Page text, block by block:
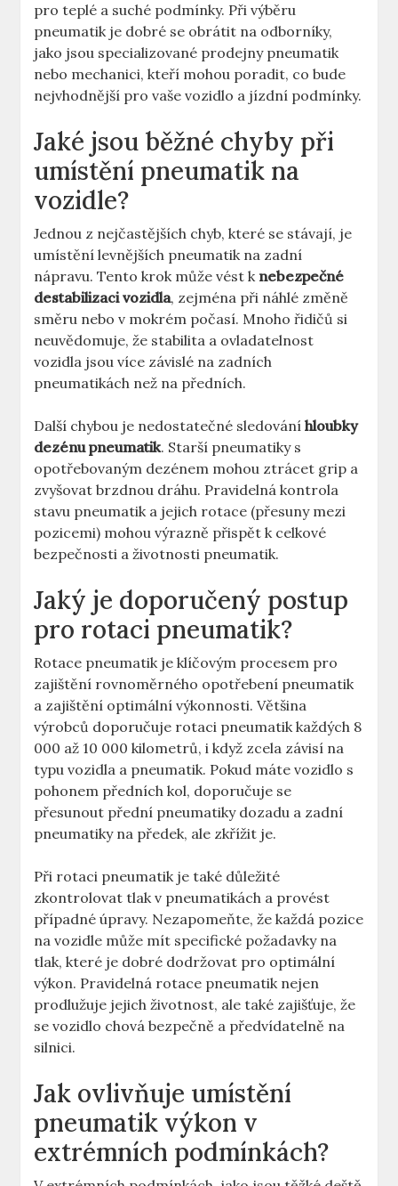
pro teplé a suché podmínky. Při výběru
pneumatik je dobré se obrátit na odborníky,
jako jsou specializované prodejny pneumatik
nebo mechanici, kteří mohou poradit, co bude
nejvhodnější pro vaše vozidlo a jízdní podmínky.
Jaké jsou běžné chyby při
umístění pneumatik na
vozidle?
Jednou z nejčastějších chyb, které se stávají, je
umístění levnějších pneumatik na zadní
nápravu. Tento krok může vést k nebezpečné
destabilizaci vozidla, zejména při náhlé změně
směru nebo v mokrém počasí. Mnoho řidičů si
neuvědomuje, že stabilita a ovladatelnost
vozidla jsou více závislé na zadních
pneumatikách než na předních.
Další chybou je nedostatečné sledováníhloubky
dezénu pneumatik. Starší pneumatiky s
opotřebovaným dezénem mohou ztrácet grip a
zvyšovat brzdnou dráhu. Pravidelná kontrola
stavu pneumatik a jejich rotace (přesuny mezi
pozicemi) mohou výrazně přispět k celkové
bezpečnosti a životnosti pneumatik.
Jaký je doporučený postup
pro rotaci pneumatik?
Rotace pneumatik je klíčovým procesem pro
zajištění rovnoměrného opotřebení pneumatik
a zajištění optimální výkonnosti. Většina
výrobců doporučuje rotaci pneumatik každých 8
000 až 10 000 kilometrů, i když zcela závisí na
typu vozidla a pneumatik. Pokud máte vozidlo s
pohonem předních kol, doporučuje se
přesunout přední pneumatiky dozadu a zadní
pneumatiky na předek, ale zkřížit je.
Při rotaci pneumatik je také důležité
zkontrolovat tlak v pneumatikách a provést
případné úpravy. Nezapomeňte, že každá pozice
na vozidle může mít specifické požadavky na
tlak, které je dobré dodržovat pro optimální
výkon. Pravidelná rotace pneumatik nejen
prodlužuje jejich životnost, ale také zajišťuje, že
se vozidlo chová bezpečně a předvídatelně na
silnici.
Jak ovlivňuje umístění
pneumatik výkon v
extrémních podmínkách?